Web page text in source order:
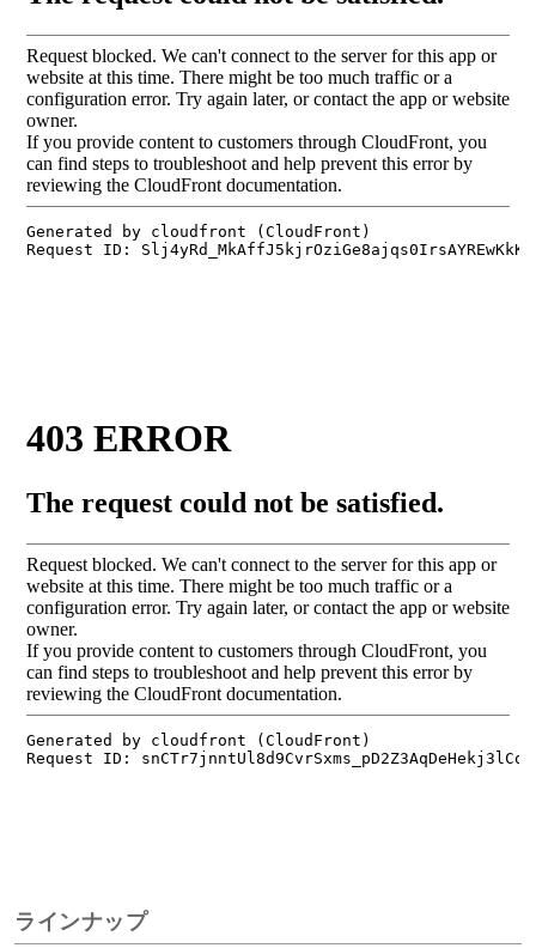
ラインナップ